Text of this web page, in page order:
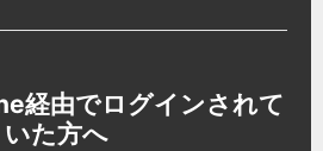
経由でログインされて
いた方へ